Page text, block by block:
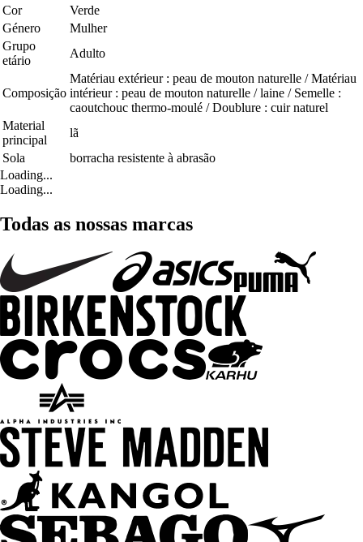
Cor
Verde
Género
Mulher
Grupo
etário
Adulto
Composição
Matériau extérieur : peau de mouton naturelle / Matériau
intérieur : peau de mouton naturelle / laine / Semelle :
caoutchouc thermo-moulé / Doublure : cuir naturel
Material
principal
lã
Sola
borracha resistente à abrasão
Loading...
Loading...
Todas as nossas marcas